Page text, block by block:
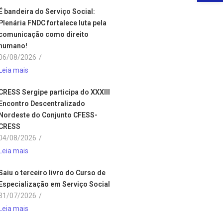
bandeira do Serviço Social:
FNDC fortalece luta pela
como direito
08/2026 /
mais
Sergipe participa do XXXIII
Descentralizado
do Conjunto CFESS-
08/2026 /
mais
o terceiro livro do Curso de
em Serviço Social
07/2026 /
mais